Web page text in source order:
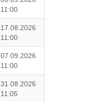
11:00
17.08.2026
11:00
07.09.2026
11:00
31.08.2026
11:05